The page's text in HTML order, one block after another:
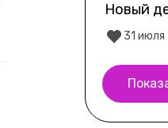
Новый
31 июля